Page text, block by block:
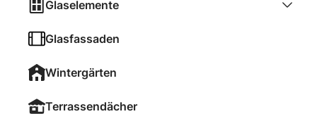
Glaselemente
Glasfassaden
Wintergärten
Terrassendächer